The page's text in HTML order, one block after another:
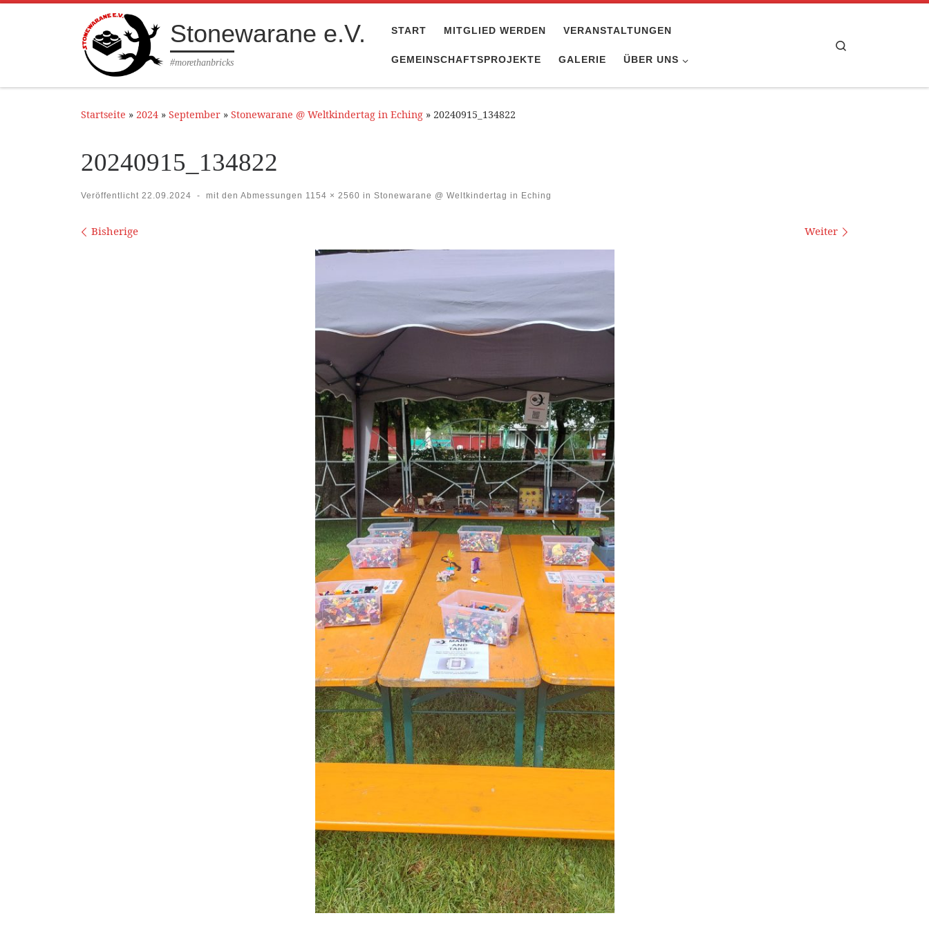
Zum Inhalt springen Stonewarane e.V.
#morethanbricks
START MITGLIED WERDEN VERANSTALTUNGEN
GEMEINSCHAFTSPROJEKTE GALERIE ÜBER UNS
Startseite » 2024 » September » Stonewarane @ Weltkindertag in Eching » 20240915_134822
20240915_134822
Veröffentlicht 22.09.2024 - mit den Abmessungen 1154 × 2560 in Stonewarane @ Weltkindertag in Eching
Bilder Navigation
Bisherige Weiter